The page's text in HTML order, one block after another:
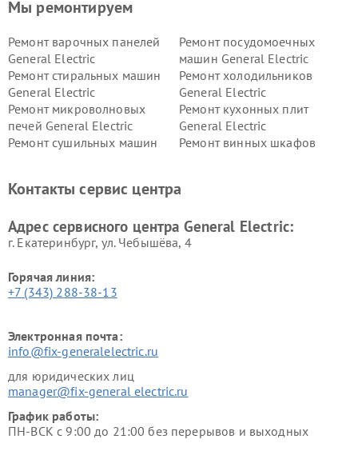
Мы ремонтируем
Ремонт варочных панелей
General Electric
Ремонт посудомоечных
машин General Electric
Ремонт стиральных машин
General Electric
Ремонт холодильников
General Electric
Ремонт микроволновых
печей General Electric
Ремонт кухонных плит
General Electric
Ремонт сушильных машин
Ремонт винных шкафов
Electric
General Electric
Контакты сервис центра
Адрес сервисного центра General Electric:
г. Екатеринбург, ул. Чебышёва, 4
Горячая линия:
+7 (343) 288-38-13
Электронная почта:
info@fix-generalelectric.ru
для юридических лиц
manager@fix-general electric.ru
График работы:
ПН-ВСК с 9:00 до 21:00 без перерывов и выходных